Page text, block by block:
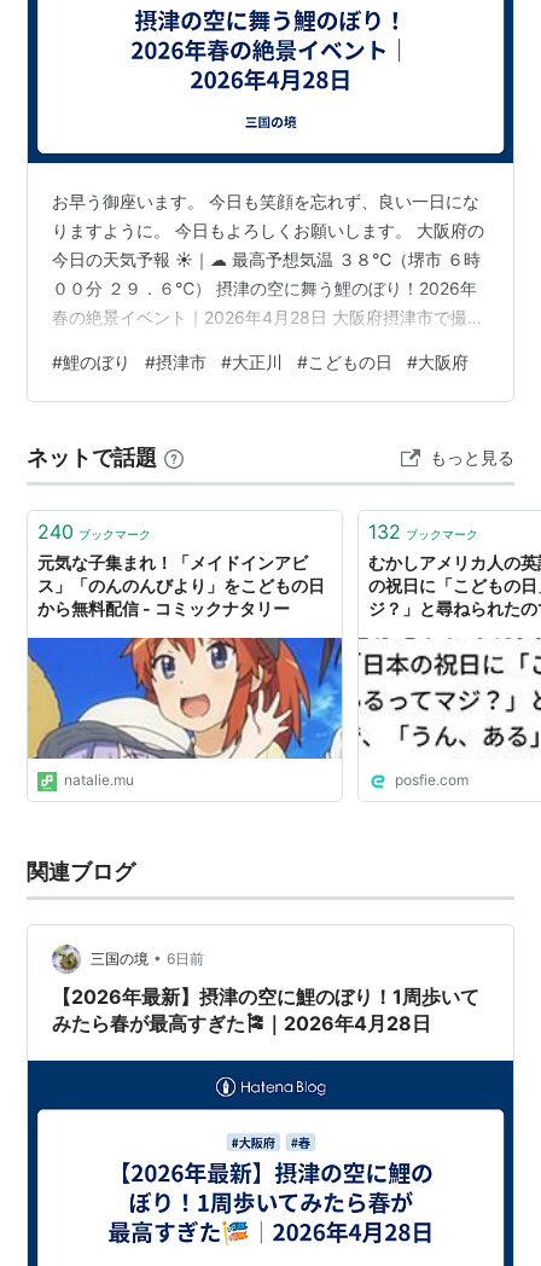
お早う御座います。 今日も笑顔を忘れず、良い一日にな
りますように。 今日もよろしくお願いします。 大阪府の
今日の天気予報 ☀｜☁ 最高予想気温 ３８℃（堺市 ６時
００分 ２９．６℃） 摂津の空に舞う鯉のぼり！2026年
春の絶景イベント｜2026年4月28日 大阪府摂津市で撮影
たくさんの鯉のぼりが春風を受けて元気よく泳ぐ姿は圧
巻。 摂津の春を代表する美しい景色を4K映像でお楽しみ
ベントでは、多くの鯉のぼりが大空を彩り、春の訪れを
感じさせてくれます。 春の風景や大阪の魅力をぜひ最後
までご覧くださ…
#鯉のぼり #摂津市 #大正川 #こどもの日 #大阪府
ネットで話題 もっと見る
240 ブックマーク
元気な子集まれ！「メイドインアビ
ス」「のんのんびより」をこどもの日
から無料配信 - コミックナタリー
natalie.mu
132 ブックマーク
むかしアメリカ人の
の祝日に「こどもの
ジ？」と尋ねられた
posfie.com
関連ブログ
三国の境 • 6日前
【2026年最新】摂津の空に鯉のぼり！1周歩いて
みたら春が最高すぎた🎏｜2026年4月28日